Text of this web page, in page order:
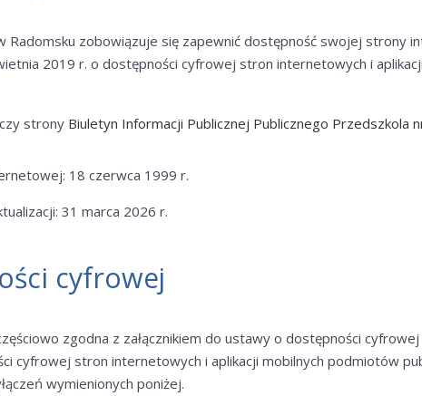
Radomsku zobowiązuje się zapewnić dostępność swojej strony
2019 r. o dostępności cyfrowej stron internetowych i
strony Biuletyn Informacji Publicznej Publicznego Przedszkola
18 czerwca 1999 r.
31 marca 2026 r.
cyfrowej
zgodna z załącznikiem do ustawy o dostępności cyfrowej
cyfrowej stron internetowych i aplikacji mobilnych podmiotów
wymienionych poniżej.